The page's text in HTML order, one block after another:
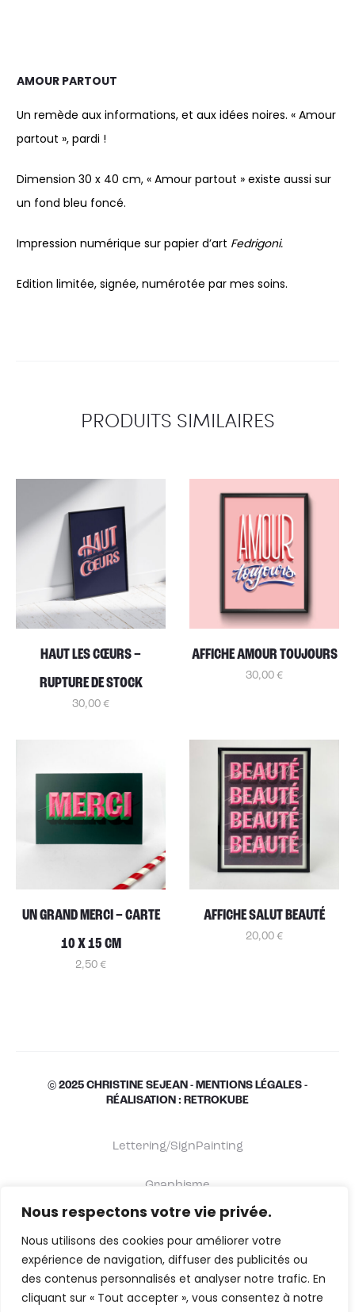
Nous respectons votre vie privée.
Nous utilisons des cookies pour améliorer votre
expérience de navigation, diffuser des publicités ou
des contenus personnalisés et analyser notre trafic. En
cliquant sur « Tout accepter », vous consentez à notre
AMOUR PARTOUT
Un remède aux informations, et aux idées noires. « Amour
partout », pardi !
Dimension 30 x 40 cm, « Amour partout » existe aussi sur
un fond bleu foncé.
Impression numérique sur papier d’art Fedrigoni.
Edition limitée, signée, numérotée par mes soins.
PRODUITS SIMILAIRES
HAUT LES CŒURS –
RUPTURE DE STOCK
30,00 €
AFFICHE AMOUR TOUJOURS
30,00 €
UN GRAND MERCI – CARTE
10 X 15 CM
2,50 €
AFFICHE SALUT BEAUTÉ
20,00 €
© 2025 CHRISTINE SEJEAN - MENTIONS LÉGALES -
RÉALISATION : RETROKUBE
Lettering/SignPainting
Graphisme
À propos
Contact